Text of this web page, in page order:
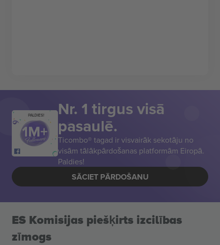
PALDIES! Nr. 1 tirgus visā
pasaulē.
Ticombo® tagad ir visvairāk sekotāju no
visām tālākpārdošanas platformām Eiropā.
Paldies!
SĀCIET PĀRDOŠANU
ES Komisijas piešķirts izcilības
zīmogs